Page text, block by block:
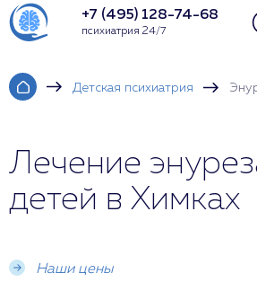
+7 (495) 128-74-68
психиатрия 24/7
Детская психиатрия
Лечение
детей в Химках
Наши цены